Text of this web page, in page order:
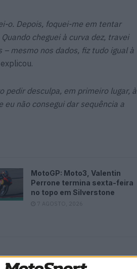
o. Depois, foquei-me em tentar
cheguei à curva dez, travei
mesmo nos dados, fiz tudo igual à
pedir desculpa, em primeiro lugar, à
não consegui dar sequência a
MotoGP: Moto3, Valentin
Perrone termina sexta-feira
no topo em Silverstone
7 AGOSTO, 2026